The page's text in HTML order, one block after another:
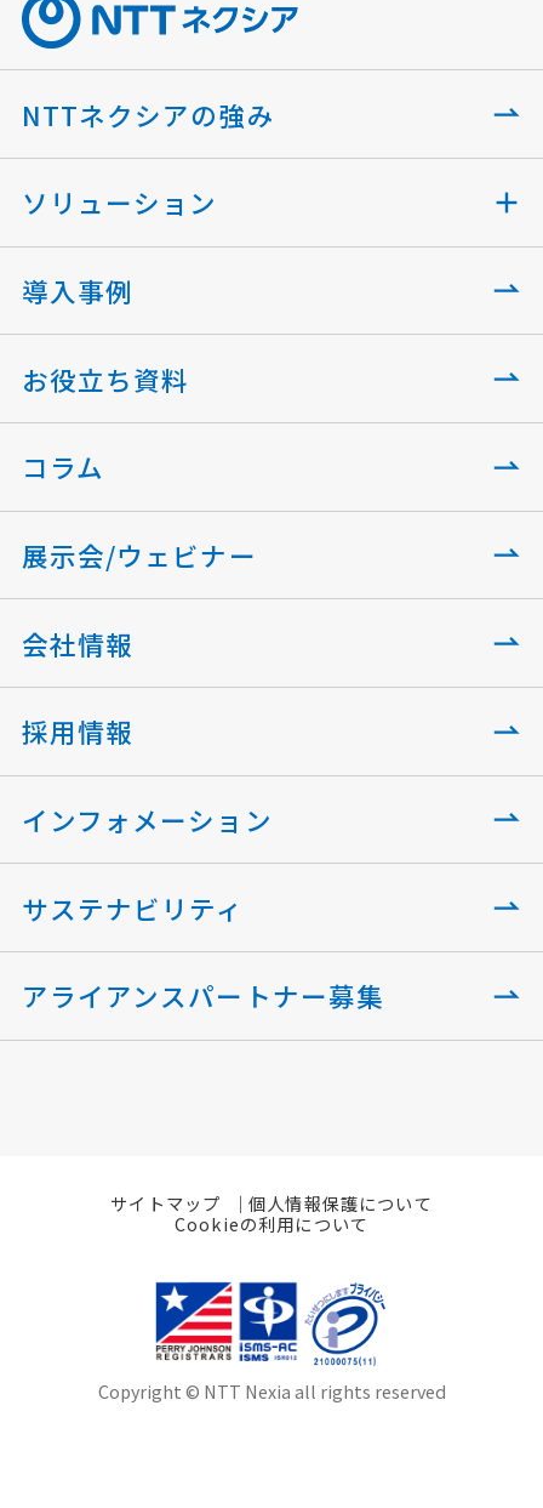
NTTネクシアの強み
ソリューション
導入事例
お役立ち資料
コラム
展示会/ウェビナー
会社情報
採用情報
インフォメーション
サステナビリティ
アライアンスパートナー募集
サイトマップ
個人情報保護について
Cookieの利用について
Copyright © NTT Nexia all rights reserved